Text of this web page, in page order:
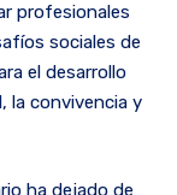
profesionales
sociales de
el desarrollo
la convivencia y
ha dejado de